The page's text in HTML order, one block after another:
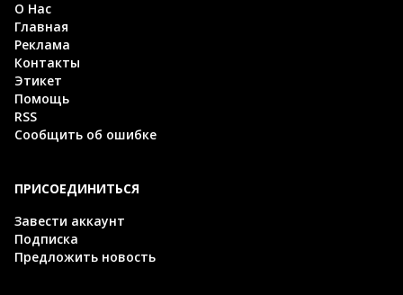
О Нас
Главная
Реклама
Контакты
Этикет
Помощь
RSS
Сообщить об ошибке
ПРИСОЕДИНИТЬСЯ
Завести аккаунт
Подписка
Предложить новость